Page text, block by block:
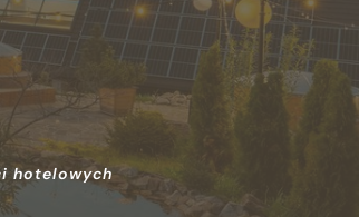
hotelowych